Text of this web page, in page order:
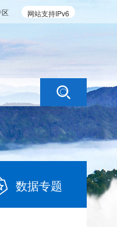
网站支持IPv6
区
数据专题